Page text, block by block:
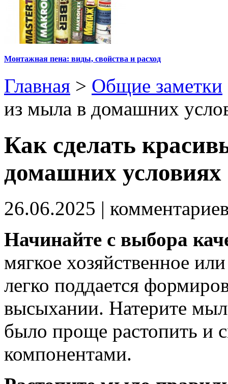
Монтажная пена: виды, свойства и расход
Главная > Общие заметки
из мыла в домашних
Как сделать
домашних условиях
26.06.2025 |
Начинайте с выбора
мягкое хозяйственное
легко поддается
высыхании. Натерите
было проще растопить и
компонентами.